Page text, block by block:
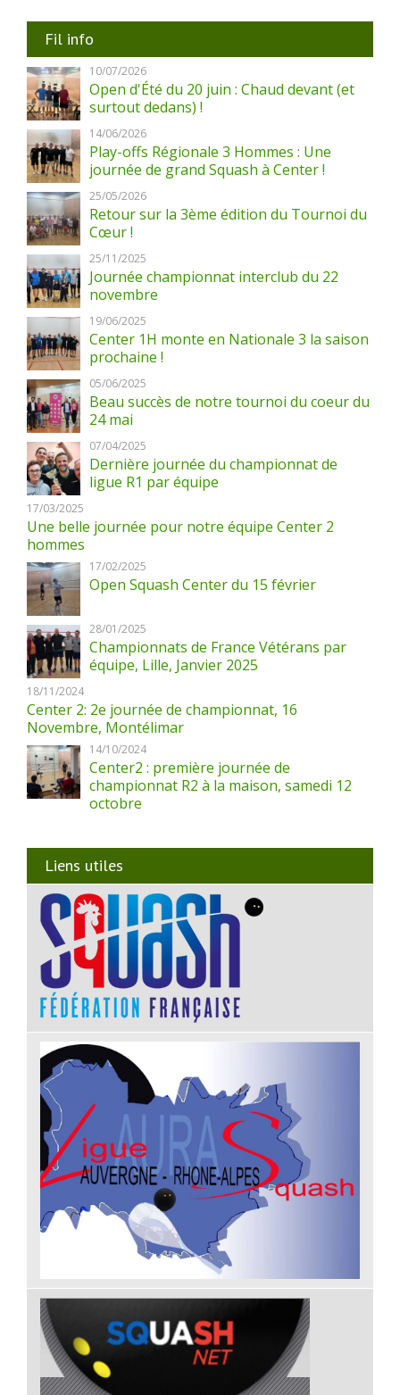
Fil info
10/07/2026
Open d'Été du 20 juin : Chaud devant (et
surtout dedans) !
14/06/2026
Play-offs Régionale 3 Hommes : Une
journée de grand Squash à Center !
25/05/2026
Retour sur la 3ème édition du Tournoi du
Cœur !
25/11/2025
Journée championnat interclub du 22
novembre
19/06/2025
Center 1H monte en Nationale 3 la saison
prochaine !
05/06/2025
Beau succès de notre tournoi du coeur du
24 mai
07/04/2025
Dernière journée du championnat de
ligue R1 par équipe
17/03/2025
Une belle journée pour notre équipe Center 2
hommes
17/02/2025
Open Squash Center du 15 février
28/01/2025
Championnats de France Vétérans par
équipe, Lille, Janvier 2025
18/11/2024
Center 2: 2e journée de championnat, 16
Novembre, Montélimar
14/10/2024
Center2 : première journée de
championnat R2 à la maison, samedi 12
octobre
Liens utiles